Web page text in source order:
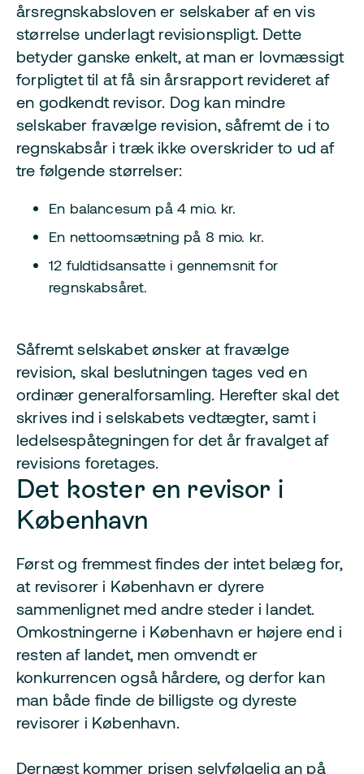
årsregnskabsloven er selskaber af en vis
størrelse underlagt revisionspligt. Dette
betyder ganske enkelt, at man er lovmæssigt
forpligtet til at få sin årsrapport revideret af
en godkendt revisor. Dog kan mindre
selskaber fravælge revision, såfremt de i to
regnskabsår i træk ikke overskrider to ud af
tre følgende størrelser:
En balancesum på 4 mio. kr.
En nettoomsætning på 8 mio. kr.
12 fuldtidsansatte i gennemsnit for
regnskabsåret.
Såfremt selskabet ønsker at fravælge
revision, skal beslutningen tages ved en
ordinær generalforsamling. Herefter skal det
skrives ind i selskabets vedtægter, samt i
ledelsespåtegningen for det år fravalget af
revisions foretages.
Det koster en revisor i
København
Først og fremmest findes der intet belæg for,
at revisorer i København er dyrere
sammenlignet med andre steder i landet.
Omkostningerne i København er højere end i
resten af landet, men omvendt er
konkurrencen også hårdere, og derfor kan
man både finde de billigste og dyreste
revisorer i København.
Dernæst kommer prisen selvfølgelig an på